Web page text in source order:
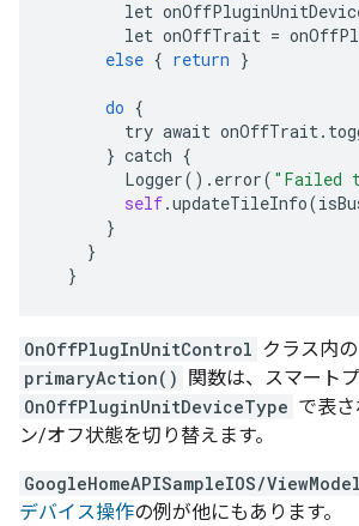
let
let onOffTrait =
else { return }
do {
try await onOffTrait.
} catch {
Logger(). error( "Failed
self.updateTileInfo(
}
}
}
OnOffPlugInUnitControl クラス内の
primaryAction() 関数は、スマート
OnOffPluginUnitDeviceType で表
ン/オフ状態を切り替えます。
GoogleHomeAPISampleIOS/
デバイス操作の例が他にもあります。